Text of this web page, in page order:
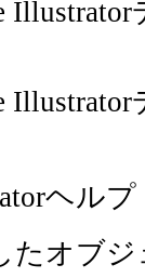
ヘルプ
たオブ